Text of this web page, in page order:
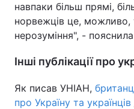
навпаки більш прямі,
норвежців це,
нерозуміння", -
Інші публікації про
Як писав УНІАН,
про Україну та українців